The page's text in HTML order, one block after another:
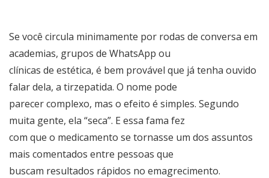
Se você circula minimamente por rodas de conversa em
academias, grupos de WhatsApp ou
clínicas de estética, é bem provável que já tenha ouvido
falar dela, a tirzepatida. O nome pode
parecer complexo, mas o efeito é simples. Segundo
muita gente, ela “seca”. E essa fama fez
com que o medicamento se tornasse um dos assuntos
mais comentados entre pessoas que
buscam resultados rápidos no emagrecimento.